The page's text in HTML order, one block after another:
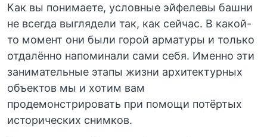
Как вы понимаете, условные эйфелевы башни
не всегда выглядели так, как сейчас. В какой-
то момент они были горой арматуры и только
отдалённо напоминали сами себя. Именно эти
занимательные этапы жизни архитектурных
объектов мы и хотим вам
продемонстрировать при помощи потёртых
исторических снимков.